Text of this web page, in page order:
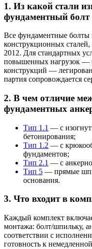
1. Из какой стали
фундаментный болт
Все фундаментные болты
конструкционных
2012. Для стандартных
повышенных нагрузок —
конструкций —
партия сопровождается
2. В чем отличие
фундаментных
Тип 1.1 — с
бетонирования;
Тип 1.2 — с
фундаментов;
Тип 2.1 — с
Тип 5 — прямые
основания.
3. Что входит в
Каждый комплект
монтажа: болт/шпильку,
соответствии с
готовность к